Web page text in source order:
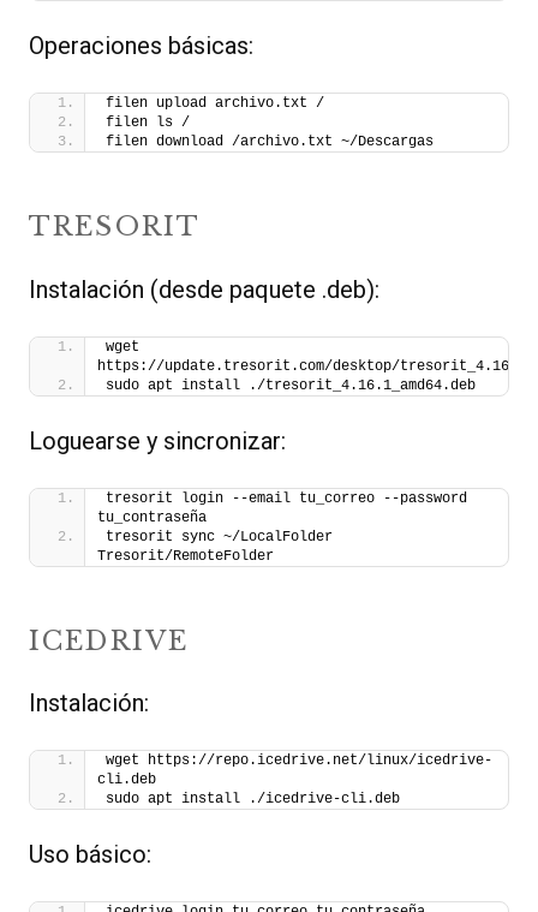
Operaciones básicas:
filen upload archivo.txt /
filen ls /
filen download /archivo.txt ~/Descargas
TRESORIT
Instalación (desde paquete .deb):
wget
https://update.tresorit.com/desktop/
sudo apt install ./tresorit_4.16.1_amd64.deb
Loguearse y sincronizar:
tresorit login --email tu_correo --password
tu_contraseña
tresorit sync ~/LocalFolder
Tresorit/RemoteFolder
ICEDRIVE
Instalación:
wget https://repo.icedrive.net/linux/icedrive-
cli.deb
sudo apt install ./icedrive-cli.deb
Uso básico: